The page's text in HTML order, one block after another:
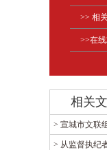
>> 相
>>在
相关
> 宣城市文联
> 从监督执纪